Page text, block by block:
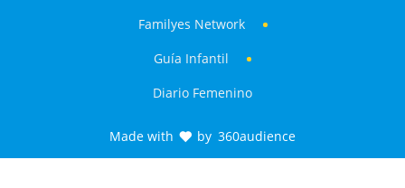
Familyes Network
Guía Infantil
Diario Femenino
Made with by 360audience